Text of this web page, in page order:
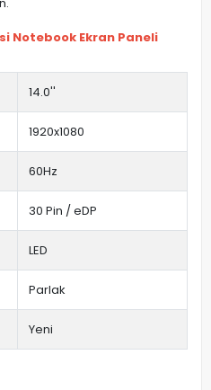
Notebook Ekran Paneli
14.0''
1920x1080
60Hz
30 Pin / eDP
LED
Parlak
Yeni